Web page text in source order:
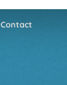
Contact